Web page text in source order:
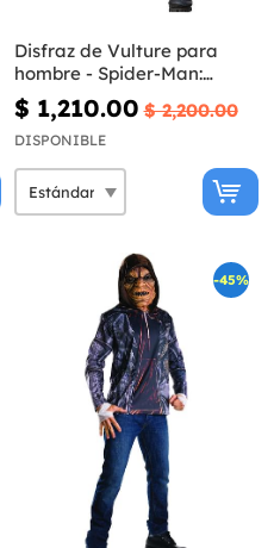
Disfraz de Vulture para
hombre - Spider-Man:
Homecoming
$ 1,210.00 $ 2,200.00
DISPONIBLE
-45%